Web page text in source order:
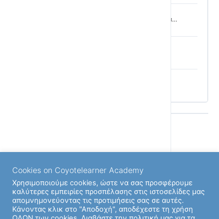
Χρησιμοποίησέ το ξανά… και ξανά… και ξανά…
Previous Ενότητα
Next Ενότητα
Cookies on Coyotelearner Academy
Χρησιμοποιούμε cookies, ώστε να σας προσφέρουμε
καλύτερες εμπειρίες προσπέλασης στις ιστοσελίδες μας
απομνημονεύοντας τις προτιμήσεις σας σε αυτές.
Κάνοντας κλικ στο "Αποδοχή", αποδέχεστε τη χρήση